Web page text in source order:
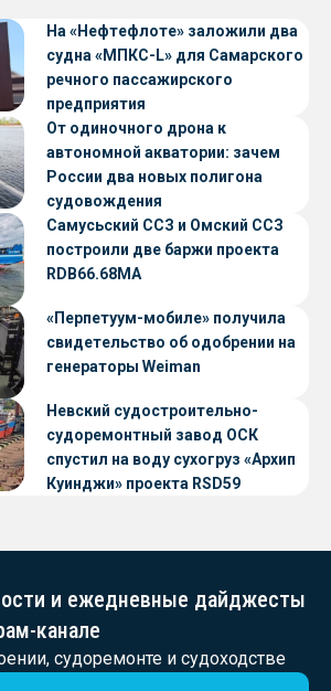
На «Нефтефлоте» заложили два
судна «МПКС-L» для Самарского
речного пассажирского
предприятия
От одиночного дрона к
автономной акватории: зачем
России два новых полигона
судовождения
Самусьский ССЗ и Омский ССЗ
построили две баржи проекта
RDB66.68МА
«Перпетуум-мобиле» получила
свидетельство об одобрении на
генераторы Weiman
Невский судостроительно-
судоремонтный завод ОСК
спустил на воду сухогруз «Архип
Куинджи» проекта RSD59
и ежедневные дайджесты
канале
судоремонте и судоходстве